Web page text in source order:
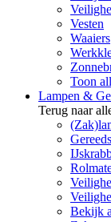
Vesten
Waaiers
Toon
Lampen &
Terug naar
Bekijk